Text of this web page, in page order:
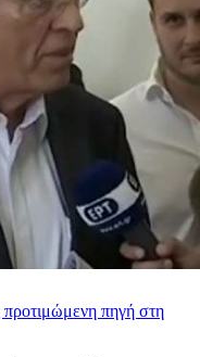
πηγή στη